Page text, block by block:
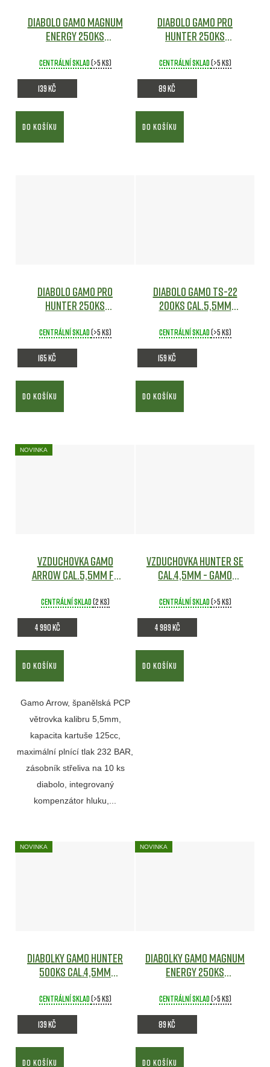
Diabolo Gamo Magnum
Energy 250ks
Centrální sklad(>5 ks)
139 Kč
DO KOŠÍKU
Diabolo Gamo Pro
Hunter 250ks
Centrální sklad(>5 ks)
89 Kč
DO KOŠÍKU
Diabolo Gamo Pro
Hunter 250ks
Centrální sklad(>5 ks)
165 Kč
DO KOŠÍKU
Diabolo Gamo TS-22
200ks cal.5,5mm
Centrální sklad(>5 ks)
159 Kč
DO KOŠÍKU
NOVINKA
Vzduchovka Gamo
Arrow cal.5,5mm FP
Centrální sklad(2 ks)
4 990 Kč
DO KOŠÍKU
Gamo Arrow, španělská PCP
větrovka kalibru 5,5mm,
kapacita kartuše 125cc,
maximální plnící tlak 232 BAR,
zásobník střeliva na 10 ks
diabolo, integrovaný
kompenzátor hluku,...
Vzduchovka Hunter SE
cal.4,5mm - Gamo
Centrální sklad(>5 ks)
4 989 Kč
DO KOŠÍKU
NOVINKA
Diabolky Gamo Hunter
500ks cal.4,5mm
Centrální sklad(>5 ks)
139 Kč
DO KOŠÍKU
NOVINKA
Diabolky Gamo Magnum
Energy 250ks
Centrální sklad(>5 ks)
89 Kč
DO KOŠÍKU